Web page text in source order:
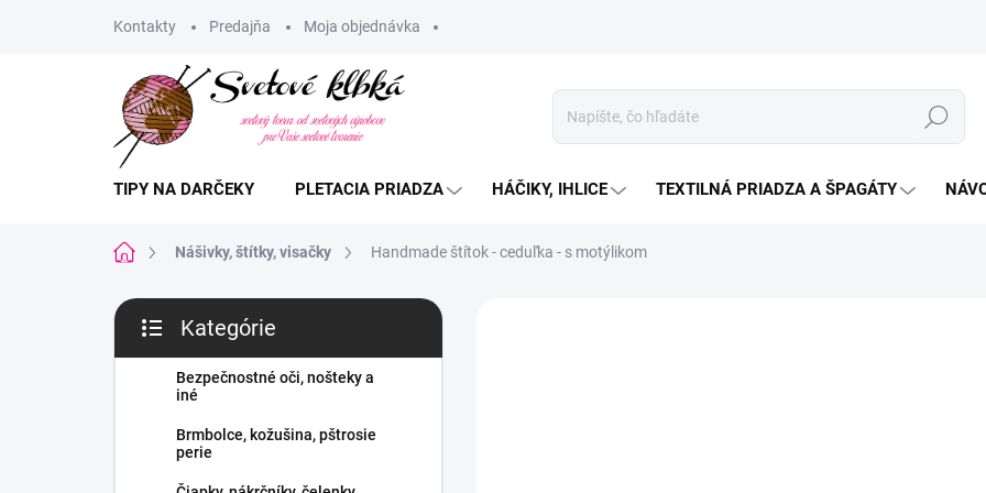
Kontakty Predajňa Moja objednávka
Hľadať
TIPY NA DARČEKY PLETACIA PRIADZA HÁČIKY, IHLICE TEXTILNÁ PRIADZA A ŠPAGÁTY
DomovNášivky, štítky, visačky Handmade štítok - ceduľka - s motýlikom
B
č
kategórie
Kategórie
Bezpečnostné oči, nošteky a
iné
Brmbolce, kožušina, pštrosie
perie